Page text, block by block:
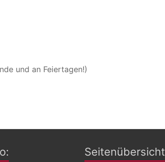
und an Feiertagen!)
Seitenübersicht